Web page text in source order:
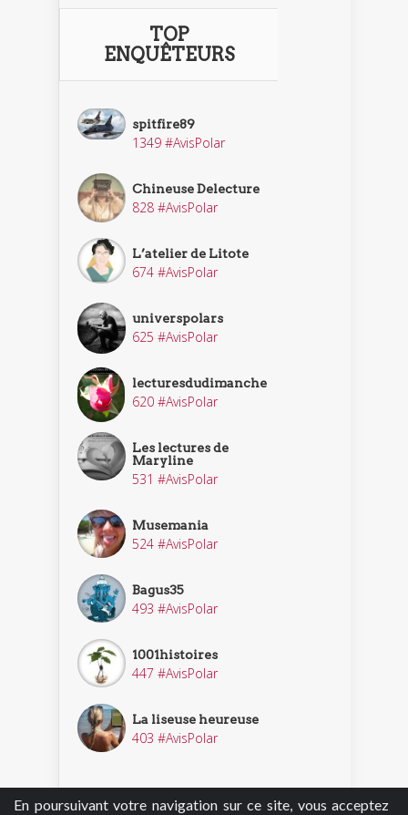
En poursuivant votre navigation sur ce site, vous acceptez
TOP
ENQUÊTEURS
spitfire89
1349 #AvisPolar
Chineuse Delecture
828 #AvisPolar
L’atelier de Litote
674 #AvisPolar
universpolars
625 #AvisPolar
lecturesdudimanche
620 #AvisPolar
Les lectures de
Maryline
531 #AvisPolar
Musemania
524 #AvisPolar
Bagus35
493 #AvisPolar
1001histoires
447 #AvisPolar
La liseuse heureuse
403 #AvisPolar